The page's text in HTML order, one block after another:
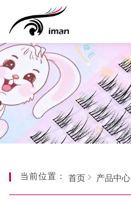
当前位置： 首页 产品中心